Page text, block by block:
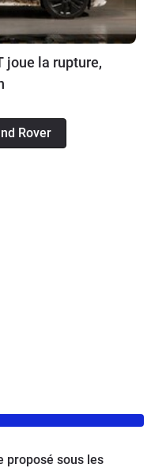
joue la rupture,
Rover
proposé sous les